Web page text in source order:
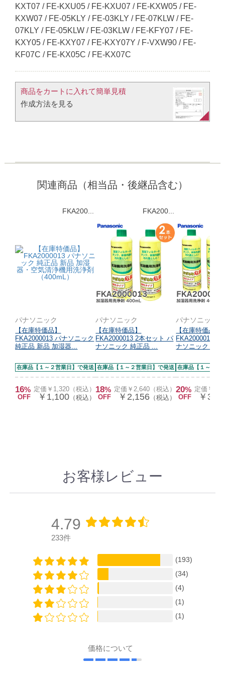
KXT07 / FE-KXU05 / FE-KXU07 / FE-KXW05 / FE-
KXW07 / FE-05KLY / FE-03KLY / FE-07KLW / FE-
07KLY / FE-05KLW / FE-03KLW / FE-KFY07 / FE-
KXY05 / FE-KXY07 / FE-KXY07Y / F-VXW90 / FE-
KF07C / FE-KX05C / FE-KX07C
商品をカートに入れて簡単見積​
作成方法を見る​​
関連商品（相当品・後継品含む）
FKA200...
パナソニック
【在庫特価品】
FKA2000013 パナソニック
純正品 新品 加湿器...
在庫品【１～２営業日】で発送
16%
OFF
定価￥1,320（税込）
￥1,100 （税込）
FKA200...
パナソニック
【在庫特価品】
FKA2000013 2本セット パ
ナソニック 純正品 ...
在庫品【１～２営業日】で発送
18%
OFF
定価￥2,640（税込）
￥2,156 （税込）
パナソニック
【在庫特価品】
FKA2000013 3
ナソニック 純
在庫品【１～２営
20%
OFF
定価￥
￥
お客様レビュー
4.79
233件
(193)
(34)
(4)
(1)
(1)
価格について